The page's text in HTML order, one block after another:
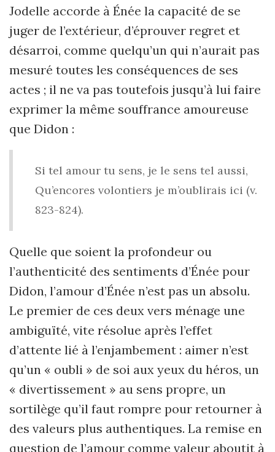
Jodelle accorde à Énée la capacité de se
juger de l’extérieur, d’éprouver regret et
désarroi, comme quelqu’un qui n’aurait pas
mesuré toutes les conséquences de ses
actes ; il ne va pas toutefois jusqu’à lui faire
exprimer la même souffrance amoureuse
que Didon :
Si tel amour tu sens, je le sens tel aussi,
Qu’encores volontiers je m’oublirais ici (v.
823-824).
Quelle que soient la profondeur ou
l’authenticité des sentiments d’Énée pour
Didon, l’amour d’Énée n’est pas un absolu.
Le premier de ces deux vers ménage une
ambiguïté, vite résolue après l’effet
d’attente lié à l’enjambement : aimer n’est
qu’un « oubli » de soi aux yeux du héros, un
« divertissement » au sens propre, un
sortilège qu’il faut rompre pour retourner à
des valeurs plus authentiques. La remise en
question de l’amour comme valeur aboutit à